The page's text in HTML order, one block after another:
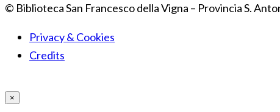
© Biblioteca San Francesco della Vigna – Provincia S.
Privacy & Cookies
Credits
×